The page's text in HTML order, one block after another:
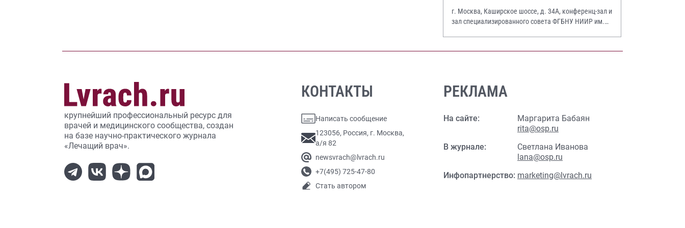
г. Москва, Каширское шоссе, д. 34А, конференц-зал и
зал специализированного совета ФГБНУ НИИР им.
крупнейший профессиональный ресурс для
врачей и медицинского сообщества, создан
на базе научно-практического журнала
«Лечащий врач».
КОНТАКТЫ
Написать сообщение
123056, Россия, г. Москва,
а/я 82
newsvrach@lvrach.ru
+7(495) 725-47-80
Стать автором
РЕКЛАМА
На сайте:
Маргарита Бабаян
rita@osp.ru
В журнале:
Светлана Иванова
lana@osp.ru
Инфопартнерство: marketing@lvrach.ru